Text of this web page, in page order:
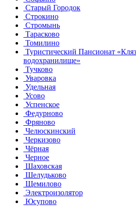
Старый Городок
Строкино
Стромынь
Тарасково
Томилино
Туристический Пансионат
водохранилище»
Тучково
Уваровка
Удельная
Усово
Успенское
Федурново
Фряново
Челюскинский
Черкизово
Чёрная
Черное
Шаховская
Шелудьково
Щемилово
Электроизолятор
Юсупово